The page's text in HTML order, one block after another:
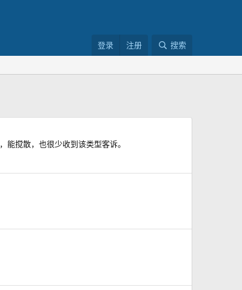
登录 注册 搜索
搅散，也很少收到该类型客诉。